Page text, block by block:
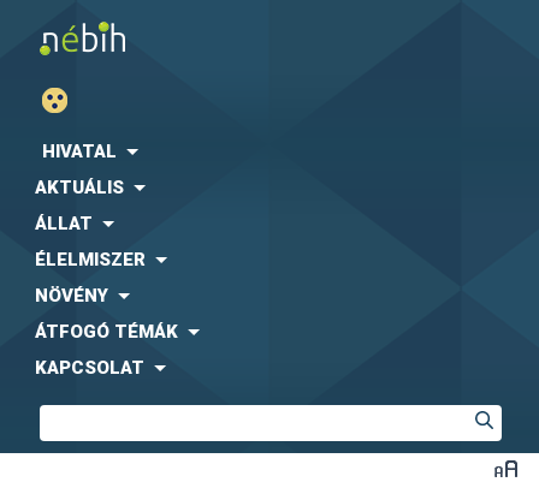
HIVATAL
AKTUÁLIS
ÁLLAT
ÉLELMISZER
NÖVÉNY
ÁTFOGÓ TÉMÁK
KAPCSOLAT